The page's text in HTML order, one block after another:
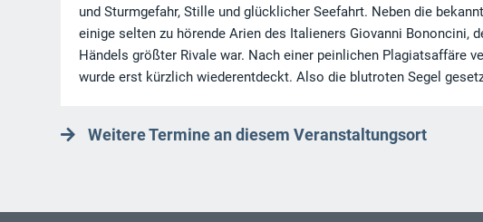
und Sturmgefahr, Stille und glücklicher Seefahrt. Neben die
einige selten zu hörende Arien des Italieners Giovanni Bononcini,
Händels größter Rivale war. Nach einer peinlichen Plagiatsaffäre
wurde erst kürzlich wiederentdeckt. Also die blutroten Segel
Weitere Termine an diesem Veranstaltungsort